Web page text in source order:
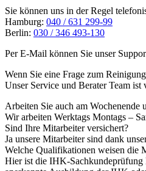
Sie können uns in der Regel
Hamburg: 040 / 631 299-99
Berlin: 030 / 346 493-130
Per E-Mail können Sie unser
Wenn Sie eine Frage zum
Unser Service und Berater Team
Arbeiten Sie auch am Wochenende
Wir arbeiten Werktags Montags –
Sind Ihre Mitarbeiter versichert?
Ja unsere Mitarbeiter sind dank
Welche Qualifikationen weisen die
Hier ist die IHK-Sachkundeprüfung